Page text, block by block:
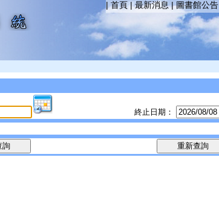
|首頁|最新消息|圖書館公告
終止日期：